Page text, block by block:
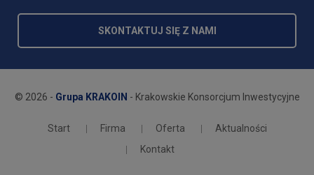
SKONTAKTUJ SIĘ Z NAMI
© 2026 - Grupa KRAKOIN - Krakowskie Konsorcjum Inwestycyjne
Start Firma Oferta
Aktualności
Kontakt